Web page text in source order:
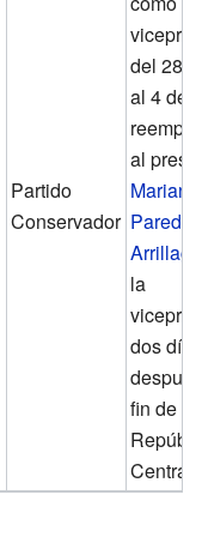
Partido
Conservador
del 28
al 4 de
al
Mariano
Arrillaga
la
dos días
fin de la
Central.